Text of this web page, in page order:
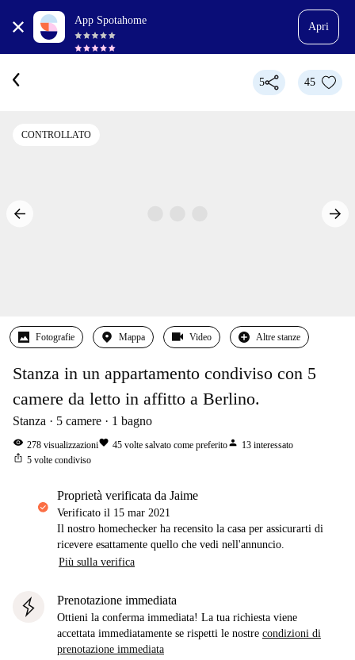
App Spotahome
Apri
5 45
CONTROLLATO
Fotografie Mappa Video Altre stanze
Stanza in un appartamento condiviso con 5
camere da letto in affitto a Berlino.
Stanza 5 camere 1 bagno
visibility 278 visualizzazionifavorite 45 volte salvato come preferitoperson 13 interessato
ios_share 5 volte condiviso
proprietà verificata da Jaime
Verificato il 15 mar 2021
Il nostro homechecker ha recensito la casa per assicurarti di
ricevere esattamente quello che vedi nell'annuncio.
Più sulla verifica
Prenotazione immediata
Ottieni la conferma immediata! La tua richiesta viene
accettata immediatamente se rispetti le nostre condizioni di
prenotazione immediata